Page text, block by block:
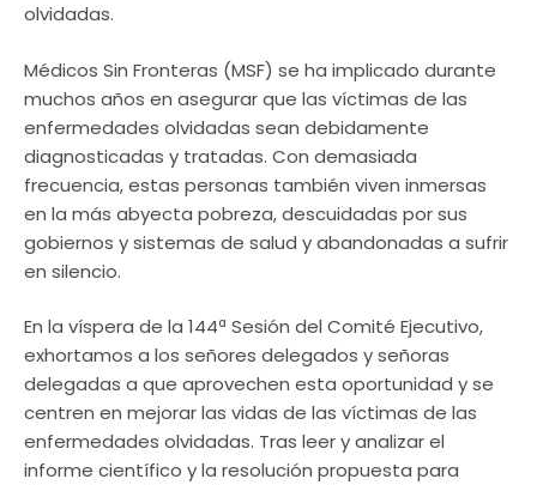
olvidadas.
Médicos Sin Fronteras (MSF) se ha implicado durante
muchos años en asegurar que las víctimas de las
enfermedades olvidadas sean debidamente
diagnosticadas y tratadas. Con demasiada
frecuencia, estas personas también viven inmersas
en la más abyecta pobreza, descuidadas por sus
gobiernos y sistemas de salud y abandonadas a sufrir
en silencio.
En la víspera de la 144ª Sesión del Comité Ejecutivo,
exhortamos a los señores delegados y señoras
delegadas a que aprovechen esta oportunidad y se
centren en mejorar las vidas de las víctimas de las
enfermedades olvidadas. Tras leer y analizar el
informe científico y la resolución propuesta para